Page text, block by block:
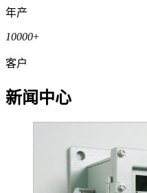
年产
10000+
客户
新闻中心